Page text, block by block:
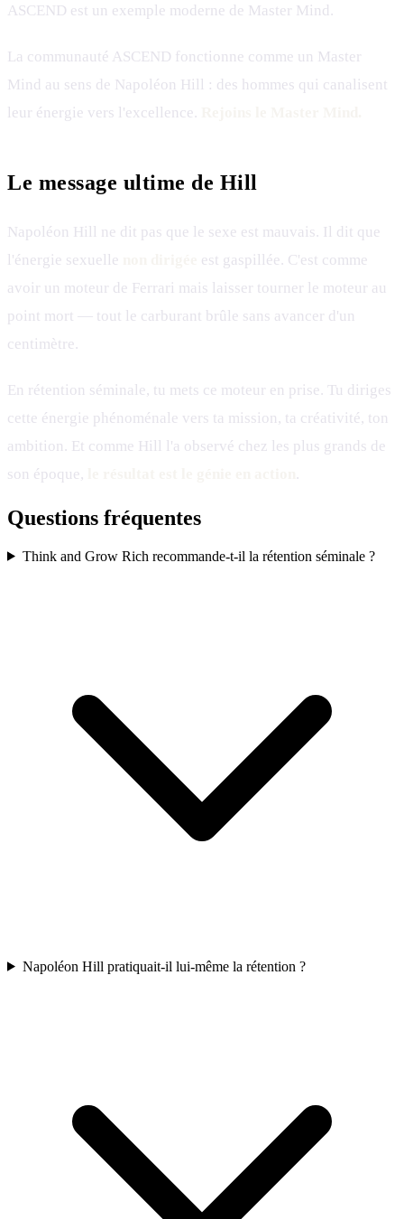
ASCEND est un exemple moderne de Master Mind.
La communauté ASCEND fonctionne comme un Master
Mind au sens de Napoléon Hill : des hommes qui canalisent
leur énergie vers l'excellence.
Le message ultime de Hill
Napoléon Hill ne dit pas que le sexe est mauvais. Il dit que
l'énergie sexuelle
est gaspillée. C'est comme
avoir un moteur de Ferrari mais laisser tourner le moteur au
point mort — tout le carburant brûle sans avancer d'un
centimètre.
En rétention séminale, tu mets ce moteur en prise. Tu diriges
cette énergie phénoménale vers ta mission, ta créativité, ton
ambition. Et comme Hill l'a observé chez les plus grands de
son époque,
.
Questions fréquentes
Think and Grow Rich recommande-t-il la rétention séminale ?
Napoléon Hill pratiquait-il lui-même la rétention ?